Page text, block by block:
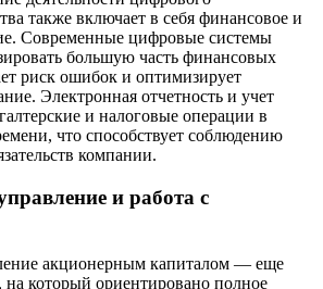
также включает в себя финансовое и
Современные цифровые системы
большую часть финансовых
риск ошибок и оптимизирует
Электронная отчетность и учет
и налоговые операции в
что способствует соблюдению
компании.
и работа с
акционерным капиталом — еще
который ориентировано полное